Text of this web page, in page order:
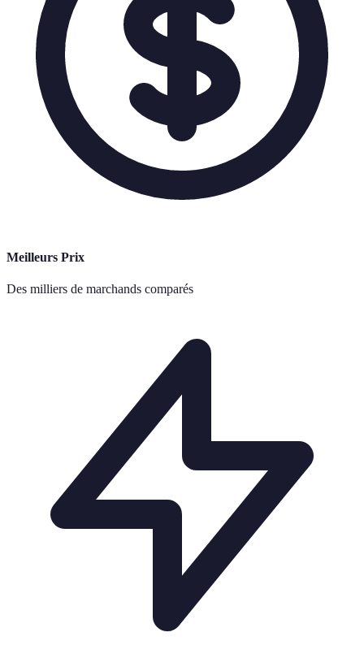
Meilleurs Prix
Des milliers de marchands comparés